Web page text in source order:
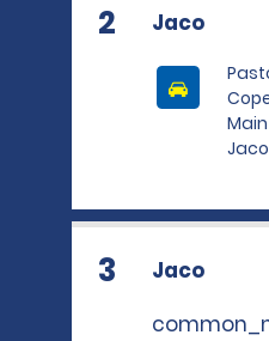
2 Jaco
Jaco
3
Jaco